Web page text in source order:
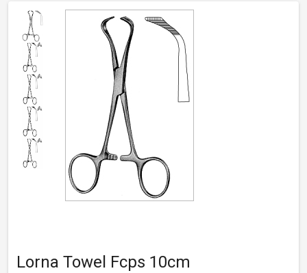
Lorna Towel Fcps 10cm